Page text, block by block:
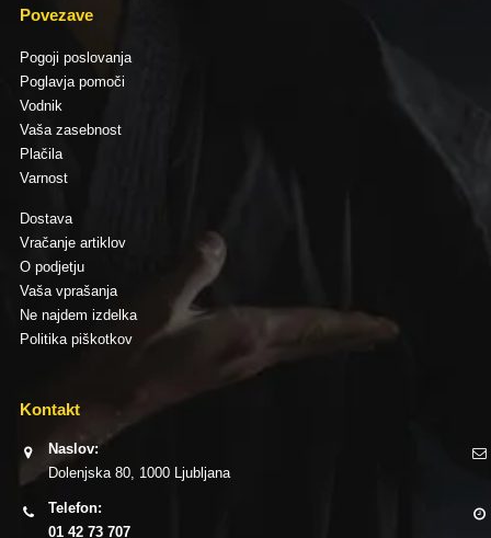
Povezave
Pogoji poslovanja
Poglavja pomoči
Vodnik
Vaša zasebnost
Plačila
Varnost
Dostava
Vračanje artiklov
O podjetju
Vaša vprašanja
Ne najdem izdelka
Politika piškotkov
Kontakt
Naslov:
Dolenjska 80, 1000 Ljubljana
Telefon:
01 42 73 707